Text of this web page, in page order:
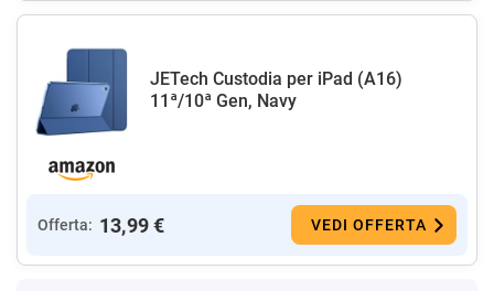
JETech Custodia per iPad (A16)
11ª/10ª Gen, Navy
Offerta: 13,99 € VEDI OFFERTA